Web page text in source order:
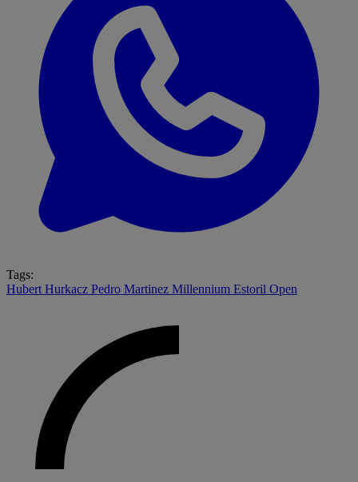
Tags:
Hubert Hurkacz Pedro Martinez Millennium Estoril Open